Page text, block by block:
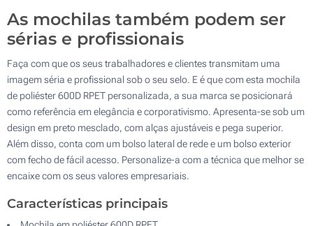
As mochilas também podem ser
sérias e profissionais
Faça com que os seus trabalhadores e clientes transmitam uma
imagem séria e profissional sob o seu selo. E é que com esta mochila
de poliéster 600D RPET personalizada, a sua marca se posicionará
como referência em elegância e corporativismo. Apresenta-se sob um
design em preto mesclado, com alças ajustáveis e pega superior.
Além disso, conta com um bolso lateral de rede e um bolso exterior
com fecho de fácil acesso. Personalize-a com a técnica que melhor se
encaixe com os seus valores empresariais.
Características principais